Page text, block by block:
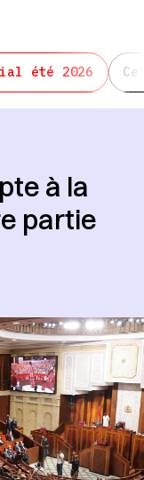
été 2026
à la
partie